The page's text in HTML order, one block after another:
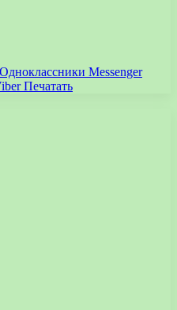
Одноклассники Messenger
Печатать